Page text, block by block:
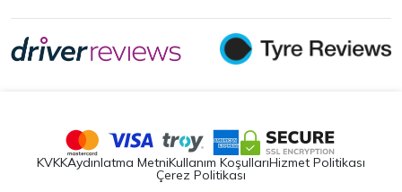
KVKKAydınlatma MetniKullanım KoşullarıHizmet Politikası
Çerez Politikası